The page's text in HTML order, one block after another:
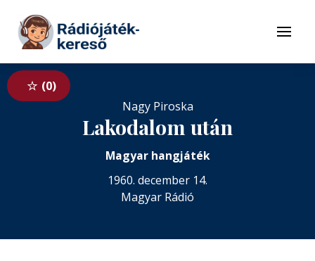
Tovább a tartalomhoz
Menü
0
Nagy Piroska
Lakodalom után
Magyar hangjáték
1960. december 14.
Magyar Rádió